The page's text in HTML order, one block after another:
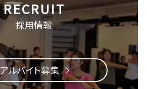
採用情報
アルバイト募集